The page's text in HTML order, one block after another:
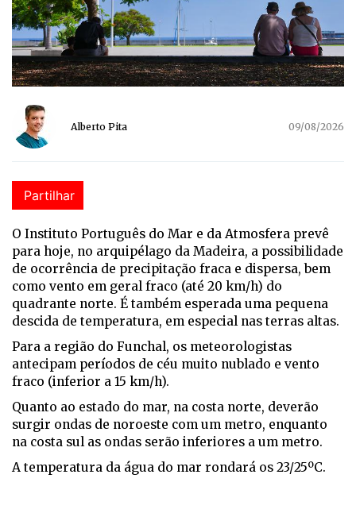
Alberto Pita 09/08/2026
Partilhar
O Instituto Português do Mar e da Atmosfera prevê
para hoje, no arquipélago da Madeira, a possibilidade
de ocorrência de precipitação fraca e dispersa, bem
como vento em geral fraco (até 20 km/h) do
quadrante norte. É também esperada uma pequena
descida de temperatura, em especial nas terras altas.
Para a região do Funchal, os meteorologistas
antecipam períodos de céu muito nublado e vento
fraco (inferior a 15 km/h).
Quanto ao estado do mar, na costa norte, deverão
surgir ondas de noroeste com um metro, enquanto
na costa sul as ondas serão inferiores a um metro.
A temperatura da água do mar rondará os 23/25ºC.